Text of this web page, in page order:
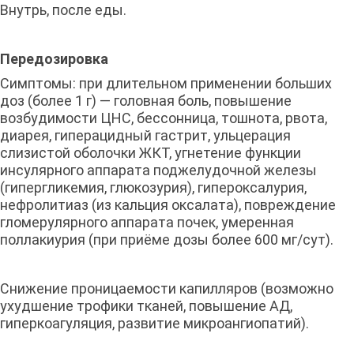
Внутрь, после еды.
Передозировка
Симптомы: при длительном применении больших
доз (более 1 г) — головная боль, повышение
возбудимости ЦНС, бессонница, тошнота, рвота,
диарея, гиперацидный гастрит, ульцерация
слизистой оболочки ЖКТ, угнетение функции
инсулярного аппарата поджелудочной железы
(гипергликемия, глюкозурия), гипероксалурия,
нефролитиаз (из кальция оксалата), повреждение
гломерулярного аппарата почек, умеренная
поллакиурия (при приёме дозы более 600 мг/сут).
Снижение проницаемости капилляров (возможно
ухудшение трофики тканей, повышение АД,
гиперкоагуляция, развитие микроангиопатий).